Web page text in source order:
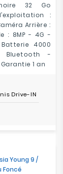
32 Go
:
Arrière :
: 8MP - 4G -
4000
Bluetooth -
1 an
Drive-IN
Young 9 /
Foncé